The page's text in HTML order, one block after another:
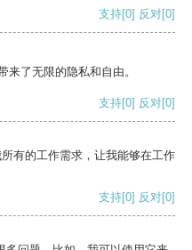
支持[0] 反对[0]
了无限的隐私和自由。
支持[0] 反对[0]
有的工作需求，让我能够在工作
支持[0] 反对[0]